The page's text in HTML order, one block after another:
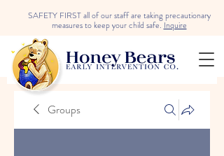
SAFETY FIRST all of our staff are taking precautionary
measures to keep your child safe.Inquire
Groups